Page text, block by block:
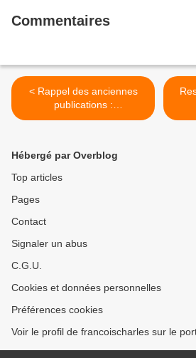
Commentaires
< Rappel des anciennes
publications :
Rétrospectives politiques
Hébergé par Overblog
Top articles
Pages
Contact
Signaler un abus
C.G.U.
Cookies et données personnelles
Préférences cookies
Voir le profil de francoischarles sur le